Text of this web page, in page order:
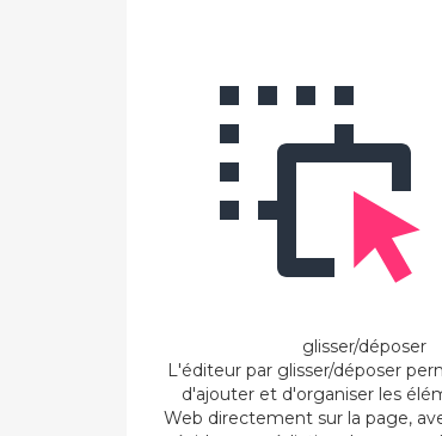
glisser/déposer
L'éditeur par glisser/déposer
d'ajouter et d'organiser les
Web directement sur la page,